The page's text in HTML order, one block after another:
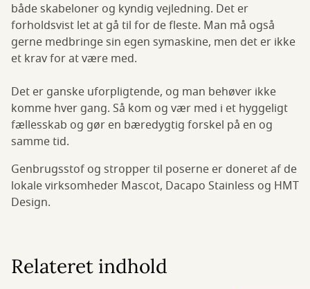
både skabeloner og kyndig vejledning. Det er
forholdsvist let at gå til for de fleste. Man må også
gerne medbringe sin egen symaskine, men det er ikke
et krav for at være med.
Det er ganske uforpligtende, og man behøver ikke
komme hver gang. Så kom og vær med i et hyggeligt
fællesskab og gør en bæredygtig forskel på en og
samme tid.
Genbrugsstof og stropper til poserne er doneret af de
lokale virksomheder Mascot, Dacapo Stainless og HMT
Design.
Relateret indhold